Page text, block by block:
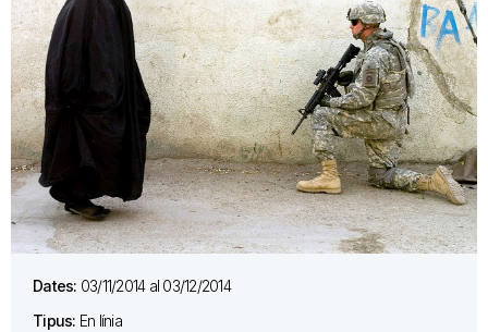
Dates: 03/11/2014 al 03/12/2014
Tipus: En línia